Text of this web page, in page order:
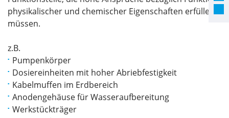
physikalischer und chemischer Eigenschaften erfüllen
müssen.
z.B.
Pumpenkörper
Dosiereinheiten mit hoher Abriebfestigkeit
Kabelmuffen im Erdbereich
Anodengehäuse für Wasseraufbereitung
Werkstückträger